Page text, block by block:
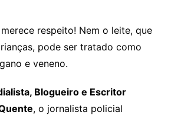
respeito! Nem o leite, que
pode ser tratado como
e veneno.
Blogueiro e Escritor
, o jornalista policial